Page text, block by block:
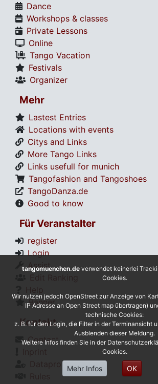
Dance
Workshops & classes
Private Lessons
Online
Tango Vacation
Festivals
Organizer
Mehr
Lastest Entries
Locations with events
Citys and Links
More Tango Links
Links usefull for munich
Tangofashion and Tangoshoes
TangoDanza.de
Good to know
Für Veranstalter
register
Login
Assist
Banner
Kontakt
Contact
Dataprotection
tangomuenchen.de verwendet keinerlei
Cookies.
Wir nutzen jedoch OpenStreet zur Anzeige von
IP Adresse an Open Street map übertragen)
technische Cookies:
z. B. für den Login, die Filter in der Terminansicht
Ausblenden dieser Meldung.
Weitere Infos finden Sie in der
Cookies.
Mehr Infos OK